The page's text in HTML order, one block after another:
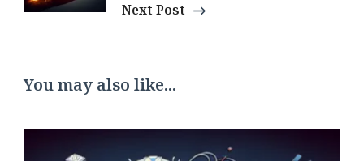
Next Post
You may also like...